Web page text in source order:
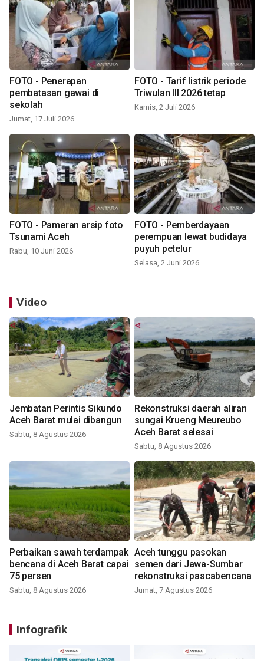
FOTO - Penerapan
pembatasan gawai di
sekolah
Jumat, 17 Juli 2026
FOTO - Tarif listrik periode
Triwulan III 2026 tetap
Kamis, 2 Juli 2026
FOTO - Pameran arsip foto
Tsunami Aceh
Rabu, 10 Juni 2026
FOTO - Pemberdayaan
perempuan lewat budidaya
puyuh petelur
Selasa, 2 Juni 2026
Video
Jembatan Perintis Sikundo
Aceh Barat mulai dibangun
Sabtu, 8 Agustus 2026
Rekonstruksi daerah aliran
sungai Krueng Meureubo
Aceh Barat selesai
Sabtu, 8 Agustus 2026
Perbaikan sawah terdampak
bencana di Aceh Barat capai
75 persen
Sabtu, 8 Agustus 2026
Aceh tunggu pasokan
semen dari Jawa-Sumbar
rekonstruksi pascabencana
Jumat, 7 Agustus 2026
Infografik